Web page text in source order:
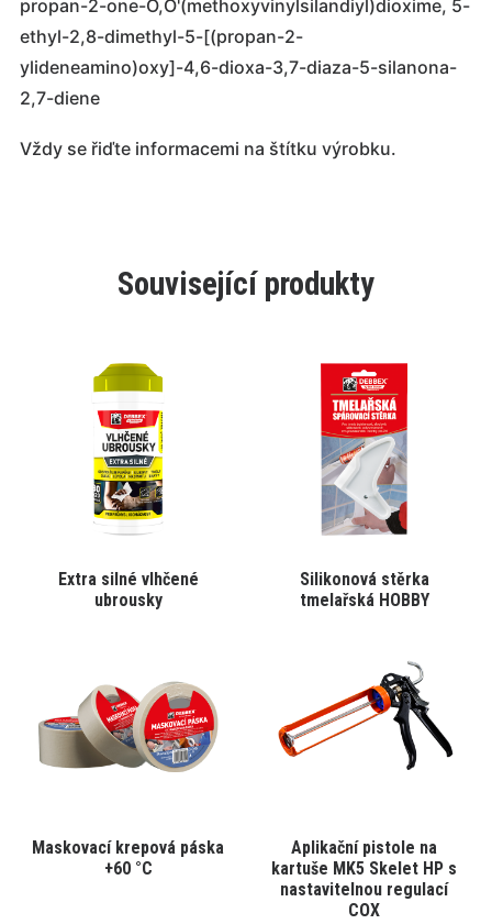
propan-2-one-O,O'(methoxyvinylsilandiyl)dioxime, 5-
ethyl-2,8-dimethyl-5-[(propan-2-
ylideneamino)oxy]-4,6-dioxa-3,7-diaza-5-silanona-
2,7-diene
Vždy se řiďte informacemi na štítku výrobku.
Související produkty
VYBRAT VARIANTU
Tento
produkt
vybrat
na
stránce
Extra silné vlhčené
ubrousky
VYBRAT VARIANTU
Tento
produkt
vybrat
Silikonová stěrka
tmelařská HOBBY
VYBRAT VARIANTU
Tento
produkt
Maskovací krepová páska
+60 °C
VYBRAT VARIANTU
Tento
produkt
má
více
Aplikační pistole na
kartuše MK5 Skelet HP s
nastavitelnou regulací
COX